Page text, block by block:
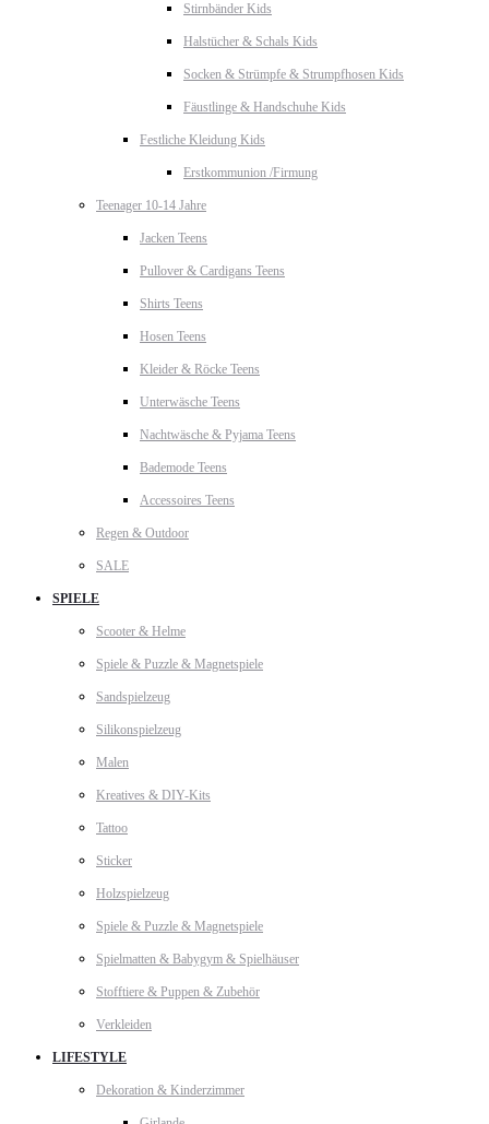
Stirnbänder Kids
Halstücher & Schals Kids
Socken & Strümpfe & Strumpfhosen Kids
Fäustlinge & Handschuhe Kids
Festliche Kleidung Kids
Erstkommunion /Firmung
Teenager 10-14 Jahre
Jacken Teens
Pullover & Cardigans Teens
Shirts Teens
Hosen Teens
Kleider & Röcke Teens
Unterwäsche Teens
Nachtwäsche & Pyjama Teens
Bademode Teens
Accessoires Teens
Regen & Outdoor
SALE
SPIELE
Scooter & Helme
Spiele & Puzzle & Magnetspiele
Sandspielzeug
Silikonspielzeug
Malen
Kreatives & DIY-Kits
Tattoo
Sticker
Holzspielzeug
Spiele & Puzzle & Magnetspiele
Spielmatten & Babygym & Spielhäuser
Stofftiere & Puppen & Zubehör
Verkleiden
LIFESTYLE
Dekoration & Kinderzimmer